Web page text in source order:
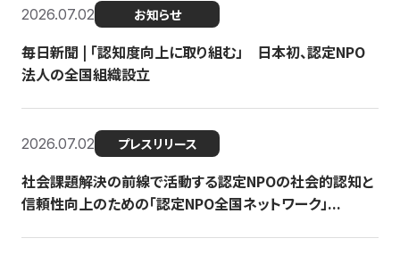
2026.07.02 お知らせ
毎日新聞 | 「認知度向上に取り組む」 日本初、認定NPO
法人の全国組織設立
2026.07.02 プレスリリース
社会課題解決の前線で活動する認定NPOの社会的認知と
信頼性向上のための「認定NPO全国ネットワーク」...